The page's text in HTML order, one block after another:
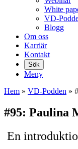
White
VD-
Blogg
Om oss
Karriär
Kontakt
Sök
Meny
Hem » VD-Podden »
#95: Paulina
En